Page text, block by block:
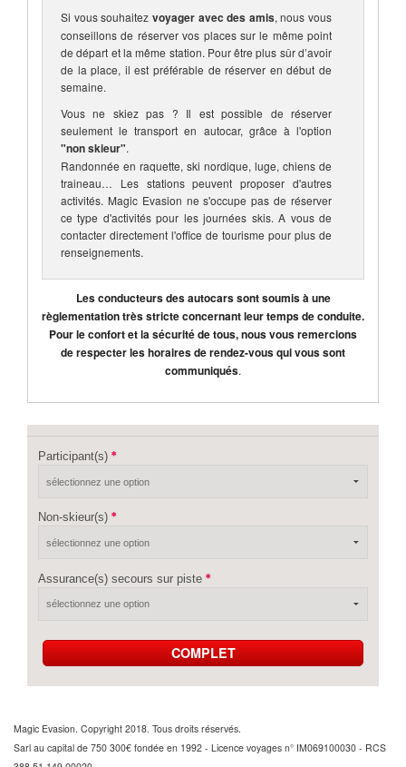
Si vous souhaitez voyager avec des amis, nous vous
conseillons de réserver vos places sur le même point
de départ et la même station. Pour être plus sûr d’avoir
de la place, il est préférable de réserver en début de
semaine.
Vous ne skiez pas ? Il est possible de réserver
seulement le transport en autocar, grâce à l'option
"non skieur".
Randonnée en raquette, ski nordique, luge, chiens de
traineau… Les stations peuvent proposer d'autres
activités. Magic Evasion ne s'occupe pas de réserver
ce type d'activités pour les journées skis. A vous de
contacter directement l'office de tourisme pour plus de
renseignements.
Les conducteurs des autocars sont soumis à une
règlementation très stricte concernant leur temps de conduite.
Pour le confort et la sécurité de tous, nous vous remercions
de respecter les horaires de rendez-vous qui vous sont
communiqués.
Participant(s)
Non-skieur(s)
Assurance(s) secours sur piste
COMPLET
Magic Evasion. Copyright 2018. Tous droits réservés.
Sarl au capital de 750 300€ fondée en 1992 - Licence voyages n° IM069100030 - RCS